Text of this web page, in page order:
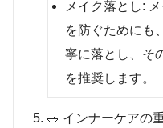
メイク落とし:
を防ぐためにも
寧に落とし、そ
を推奨します。
🥗 インナーケアの